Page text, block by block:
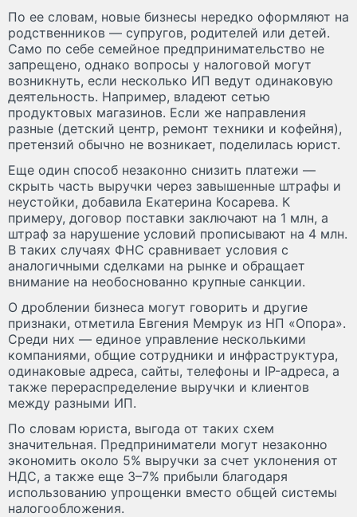
По ее словам, новые бизнесы нередко оформляют на
родственников — супругов, родителей или детей.
Само по себе семейное предпринимательство не
запрещено, однако вопросы у налоговой могут
возникнуть, если несколько ИП ведут одинаковую
деятельность. Например, владеют сетью
продуктовых магазинов. Если же направления
разные (детский центр, ремонт техники и кофейня),
претензий обычно не возникает, поделилась юрист.
Еще один способ незаконно снизить платежи —
скрыть часть выручки через завышенные штрафы и
неустойки, добавила Екатерина Косарева. К
примеру, договор поставки заключают на 1 млн, а
штраф за нарушение условий прописывают на 4 млн.
В таких случаях ФНС сравнивает условия с
аналогичными сделками на рынке и обращает
внимание на необоснованно крупные санкции.
О дроблении бизнеса могут говорить и другие
признаки, отметила Евгения Мемрук из НП «Опора».
Среди них — единое управление несколькими
компаниями, общие сотрудники и инфраструктура,
одинаковые адреса, сайты, телефоны и IP-адреса, а
также перераспределение выручки и клиентов
между разными ИП.
По словам юриста, выгода от таких схем
значительная. Предприниматели могут незаконно
экономить около 5% выручки за счет уклонения от
НДС, а также еще 3–7% прибыли благодаря
использованию упрощенки вместо общей системы
налогообложения.